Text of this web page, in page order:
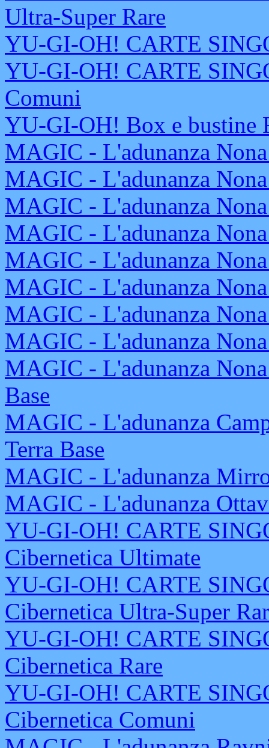
Ultra-Super Rare
YU-GI-OH! CARTE
YU-GI-OH! CARTE
Comuni
YU-GI-OH! Box e bustine
MAGIC - L'adunanza
MAGIC - L'adunanza
MAGIC - L'adunanza
MAGIC - L'adunanza
MAGIC - L'adunanza
MAGIC - L'adunanza
MAGIC - L'adunanza
MAGIC - L'adunanza
MAGIC - L'adunanza
Base
MAGIC - L'adunanza
Terra Base
MAGIC - L'adunanza
MAGIC - L'adunanza
YU-GI-OH! CARTE
Cibernetica Ultimate
YU-GI-OH! CARTE
Cibernetica Ultra-Super
YU-GI-OH! CARTE
Cibernetica Rare
YU-GI-OH! CARTE
Cibernetica Comuni